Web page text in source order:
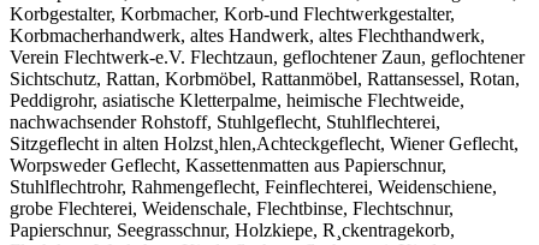
Korbgestalter, Korbmacher, Korb-und Flechtwerkgestalter,
Korbmacherhandwerk, altes Handwerk, altes Flechthandwerk,
Verein Flechtwerk-e.V. Flechtzaun, geflochtener Zaun, geflochtener
Sichtschutz, Rattan, Korbmöbel, Rattanmöbel, Rattansessel, Rotan,
Peddigrohr, asiatische Kletterpalme, heimische Flechtweide,
nachwachsender Rohstoff, Stuhlgeflecht, Stuhlflechterei,
Sitzgeflecht in alten Holzst¸hlen,Achteckgeflecht, Wiener Geflecht,
Worpsweder Geflecht, Kassettenmatten aus Papierschnur,
Stuhlflechtrohr, Rahmengeflecht, Feinflechterei, Weidenschiene,
grobe Flechterei, Weidenschale, Flechtbinse, Flechtschnur,
Papierschnur, Seegrasschnur, Holzkiepe, R¸ckentragekorb,